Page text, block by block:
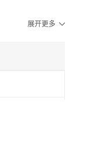
展开更多